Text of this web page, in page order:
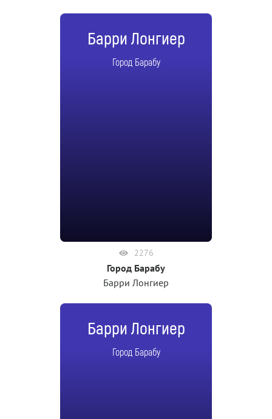
Барри Лонгиер
Город Барабу
2276
Город Барабу
Барри Лонгиер
Барри Лонгиер
Город Барабу